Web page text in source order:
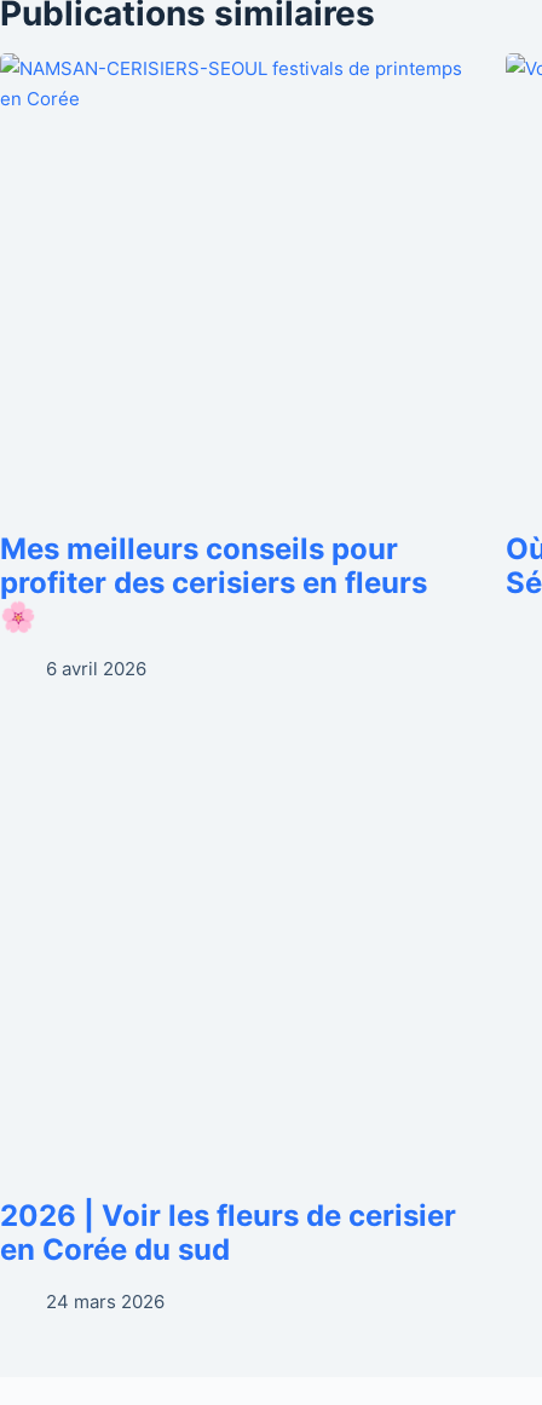
Publications similaires
Mes meilleurs conseils pour
profiter des cerisiers en fleurs
🌸
6 avril 2026
2026 | Voir les fleurs de cerisier
en Corée du sud
24 mars 2026